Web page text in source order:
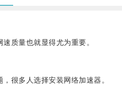
质量也就显得尤为重要。
多人选择安装网络加速器。